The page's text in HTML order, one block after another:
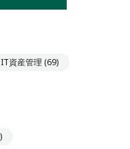
IT資産管理 (69)